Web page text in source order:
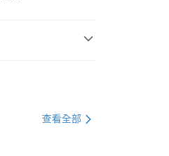
查看全部